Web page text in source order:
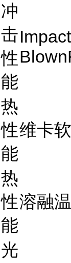
冲
击
性
能
热
性
能
维卡
热
性
能
溶融
光